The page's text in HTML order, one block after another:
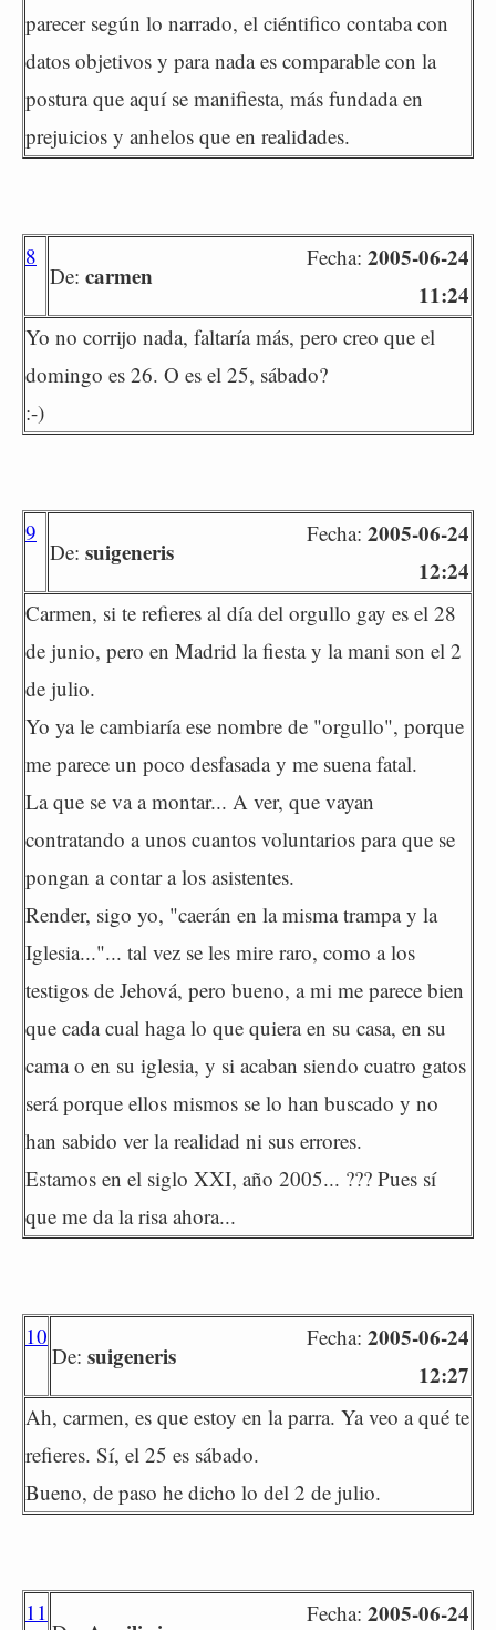
parecer según lo narrado, el ciéntifico contaba con
datos objetivos y para nada es comparable con la
postura que aquí se manifiesta, más fundada en
prejuicios y anhelos que en realidades.
8
De: carmen
Fecha: 2005-06-24
11:24
Yo no corrijo nada, faltaría más, pero creo que el
domingo es 26. O es el 25, sábado?
:-)
9
De: suigeneris
Fecha: 2005-06-24
12:24
Carmen, si te refieres al día del orgullo gay es el 28
de junio, pero en Madrid la fiesta y la mani son el 2
de julio.
Yo ya le cambiaría ese nombre de "orgullo", porque
me parece un poco desfasada y me suena fatal.
La que se va a montar... A ver, que vayan
contratando a unos cuantos voluntarios para que se
pongan a contar a los asistentes.
Render, sigo yo, "caerán en la misma trampa y la
Iglesia..."... tal vez se les mire raro, como a los
testigos de Jehová, pero bueno, a mi me parece bien
que cada cual haga lo que quiera en su casa, en su
cama o en su iglesia, y si acaban siendo cuatro gatos
será porque ellos mismos se lo han buscado y no
han sabido ver la realidad ni sus errores.
Estamos en el siglo XXI, año 2005... ??? Pues sí
que me da la risa ahora...
10
De: suigeneris
Fecha: 2005-06-24
12:27
Ah, carmen, es que estoy en la parra. Ya veo a qué te
refieres. Sí, el 25 es sábado.
Bueno, de paso he dicho lo del 2 de julio.
11 Fecha: 2005-06-24